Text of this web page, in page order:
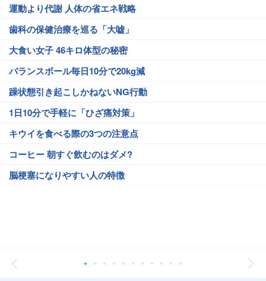
運動より代謝 人体の省エネ戦略
歯科の保健治療を巡る「大嘘」
大食い女子 46キロ体型の秘密
バランスボール毎日10分で20kg減
躁状態引き起こしかねないNG行動
1日10分で手軽に「ひざ痛対策」
キウイを食べる際の3つの注意点
コーヒー 朝すぐ飲むのはダメ?
脳梗塞になりやすい人の特徴